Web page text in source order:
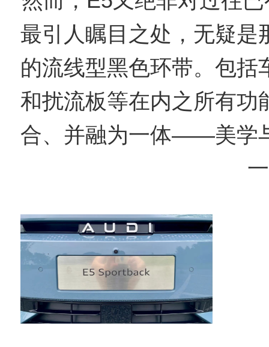
最引人瞩目之处，无疑是
的流线型黑色环带。包
和扰流板等在内之所有功
合、并融为一体——美学